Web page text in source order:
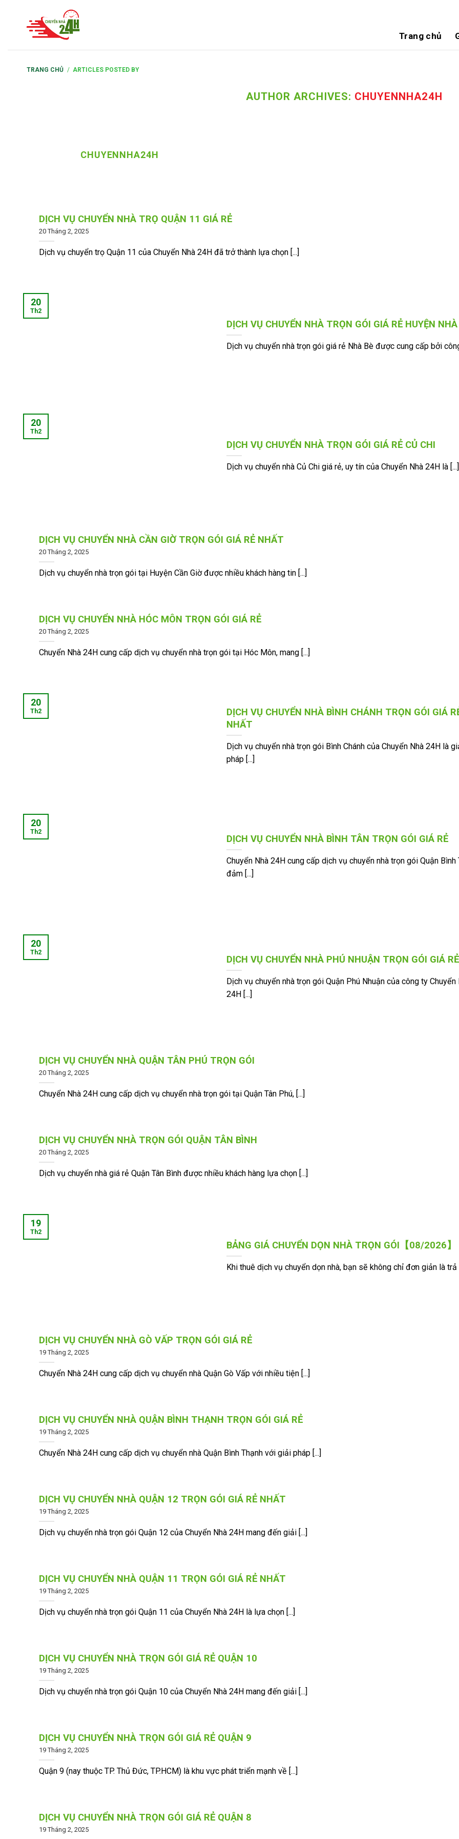
Trang chủ
TRANG CHỦ / ARTICLES POSTED BY
AUTHOR ARCHIVES: CHUYENNHA24H
CHUYENNHA24H
DỊCH VỤ CHUYỂN NHÀ TRỌ QUẬN 11 GIÁ RẺ
20 Tháng 2, 2025
Dịch vụ chuyển trọ Quận 11 của Chuyển Nhà 24H đã trở thành lựa chọn [...]
DỊCH VỤ CHUYỂN NHÀ TRỌN GÓI GIÁ RẺ HUYỆN
Dịch vụ chuyển nhà trọn gói giá rẻ Nhà Bè được cung cấp bởi
20
Th2
DỊCH VỤ CHUYỂN NHÀ TRỌN GÓI GIÁ RẺ CỦ CHI
Dịch vụ chuyển nhà Củ Chi giá rẻ, uy tín của Chuyển Nhà 24H là [...]
20
Th2
DỊCH VỤ CHUYỂN NHÀ CẦN GIỜ TRỌN GÓI GIÁ RẺ NHẤT
20 Tháng 2, 2025
Dịch vụ chuyển nhà trọn gói tại Huyện Cần Giờ được nhiều khách hàng tin [...]
DỊCH VỤ CHUYỂN NHÀ HÓC MÔN TRỌN GÓI GIÁ RẺ
20 Tháng 2, 2025
Chuyển Nhà 24H cung cấp dịch vụ chuyển nhà trọn gói tại Hóc Môn, mang [...]
DỊCH VỤ CHUYỂN NHÀ BÌNH CHÁNH TRỌN GÓI GIÁ
NHẤT
Dịch vụ chuyển nhà trọn gói Bình Chánh của Chuyển Nhà 24H là
pháp [...]
20
Th2
DỊCH VỤ CHUYỂN NHÀ BÌNH TÂN TRỌN GÓI GIÁ RẺ
Chuyển Nhà 24H cung cấp dịch vụ chuyển nhà trọn gói Quận Bình
đảm [...]
20
Th2
DỊCH VỤ CHUYỂN NHÀ PHÚ NHUẬN TRỌN GÓI GIÁ RẺ
Dịch vụ chuyển nhà trọn gói Quận Phú Nhuận của công ty Chuyển
24H [...]
20
Th2
DỊCH VỤ CHUYỂN NHÀ QUẬN TÂN PHÚ TRỌN GÓI
20 Tháng 2, 2025
Chuyển Nhà 24H cung cấp dịch vụ chuyển nhà trọn gói tại Quận Tân Phú, [...]
DỊCH VỤ CHUYỂN NHÀ TRỌN GÓI QUẬN TÂN BÌNH
20 Tháng 2, 2025
Dịch vụ chuyển nhà giá rẻ Quận Tân Bình được nhiều khách hàng lựa chọn [...]
BẢNG GIÁ CHUYỂN DỌN NHÀ TRỌN GÓI【08/2026】
Khi thuê dịch vụ chuyển dọn nhà, bạn sẽ không chỉ đơn giản là trả
19
Th2
DỊCH VỤ CHUYỂN NHÀ GÒ VẤP TRỌN GÓI GIÁ RẺ
19 Tháng 2, 2025
Chuyển Nhà 24H cung cấp dịch vụ chuyển nhà Quận Gò Vấp với nhiều tiện [...]
DỊCH VỤ CHUYỂN NHÀ QUẬN BÌNH THẠNH TRỌN GÓI GIÁ RẺ
19 Tháng 2, 2025
Chuyển Nhà 24H cung cấp dịch vụ chuyển nhà Quận Bình Thạnh với giải pháp [...]
DỊCH VỤ CHUYỂN NHÀ QUẬN 12 TRỌN GÓI GIÁ RẺ NHẤT
19 Tháng 2, 2025
Dịch vụ chuyển nhà trọn gói Quận 12 của Chuyển Nhà 24H mang đến giải [...]
DỊCH VỤ CHUYỂN NHÀ QUẬN 11 TRỌN GÓI GIÁ RẺ NHẤT
19 Tháng 2, 2025
Dịch vụ chuyển nhà trọn gói Quận 11 của Chuyển Nhà 24H là lựa chọn [...]
DỊCH VỤ CHUYỂN NHÀ TRỌN GÓI GIÁ RẺ QUẬN 10
19 Tháng 2, 2025
Dịch vụ chuyển nhà trọn gói Quận 10 của Chuyển Nhà 24H mang đến giải [...]
DỊCH VỤ CHUYỂN NHÀ TRỌN GÓI GIÁ RẺ QUẬN 9
19 Tháng 2, 2025
Quận 9 (nay thuộc TP. Thủ Đức, TP.HCM) là khu vực phát triển mạnh về [...]
DỊCH VỤ CHUYỂN NHÀ TRỌN GÓI GIÁ RẺ QUẬN 8
19 Tháng 2, 2025